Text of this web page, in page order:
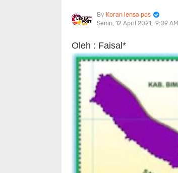
Koran lensa pos
Senin, 12 April 2021
9:09 AM
Oleh : Faisal*